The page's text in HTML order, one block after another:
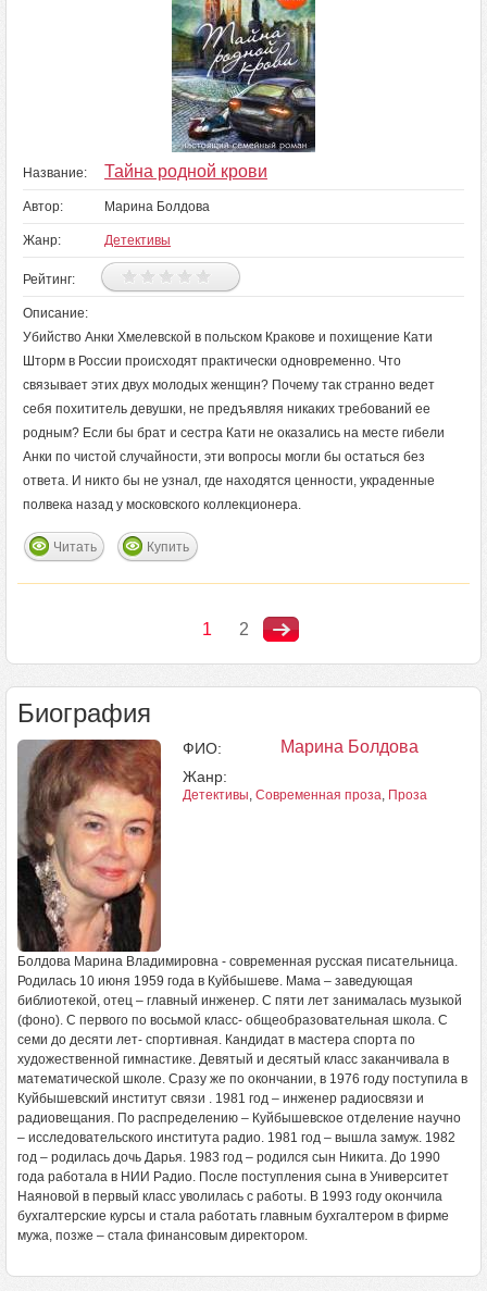
Название: Тайна родной крови
Автор: Марина Болдова
Жанр: Детективы
Рейтинг:
Описание:
Убийство Анки Хмелевской в польском Кракове и похищение Кати
Шторм в России происходят практически одновременно. Что
связывает этих двух молодых женщин? Почему так странно ведет
себя похититель девушки, не предъявляя никаких требований ее
родным? Если бы брат и сестра Кати не оказались на месте гибели
Анки по чистой случайности, эти вопросы могли бы остаться без
ответа. И никто бы не узнал, где находятся ценности, украденные
полвека назад у московского коллекционера.
Читать Купить
1 2
Биография
ФИО: Марина Болдова
Жанр:
Детективы, Современная проза, Проза
Болдова Марина Владимировна - современная русская писательница.
Родилась 10 июня 1959 года в Куйбышеве. Мама – заведующая
библиотекой, отец – главный инженер. С пяти лет занималась музыкой
(фоно). С первого по восьмой класс- общеобразовательная школа. С
семи до десяти лет- спортивная. Кандидат в мастера спорта по
художественной гимнастике. Девятый и десятый класс заканчивала в
математической школе. Сразу же по окончании, в 1976 году поступила в
Куйбышевский институт связи . 1981 год – инженер радиосвязи и
радиовещания. По распределению – Куйбышевское отделение научно
– исследовательского института радио. 1981 год – вышла замуж. 1982
год – родилась дочь Дарья. 1983 год – родился сын Никита. До 1990
года работала в НИИ Радио. После поступления сына в Университет
Наяновой в первый класс уволилась с работы. В 1993 году окончила
бухгалтерские курсы и стала работать главным бухгалтером в фирме
мужа, позже – стала финансовым директором.